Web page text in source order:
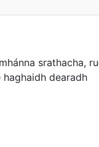
srathacha,
dearadh